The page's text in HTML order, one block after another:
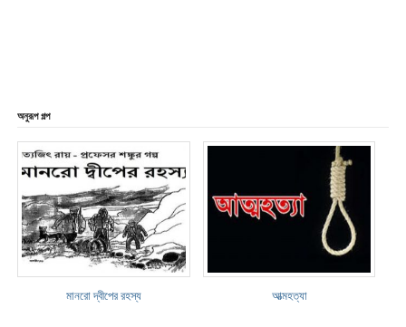
অনুরূপ গল্প
মানরো দ্বীপের রহস্য আত্মহত্যা